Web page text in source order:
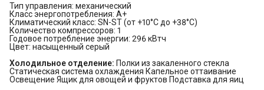
Тип управления: механический
Класс энергопотребления: A+
Климатический класс: SN-ST (от +10°С до +38°С)
Количество компрессоров: 1
Годовое потребление энергии: 296 кВтч
Цвет: насыщенный серый
Холодильное отделение: Полки из закаленного стекла
Статическая система охлаждения Капельное оттаивание
Освещение Ящик для овощей и фруктов Подставка для яиц